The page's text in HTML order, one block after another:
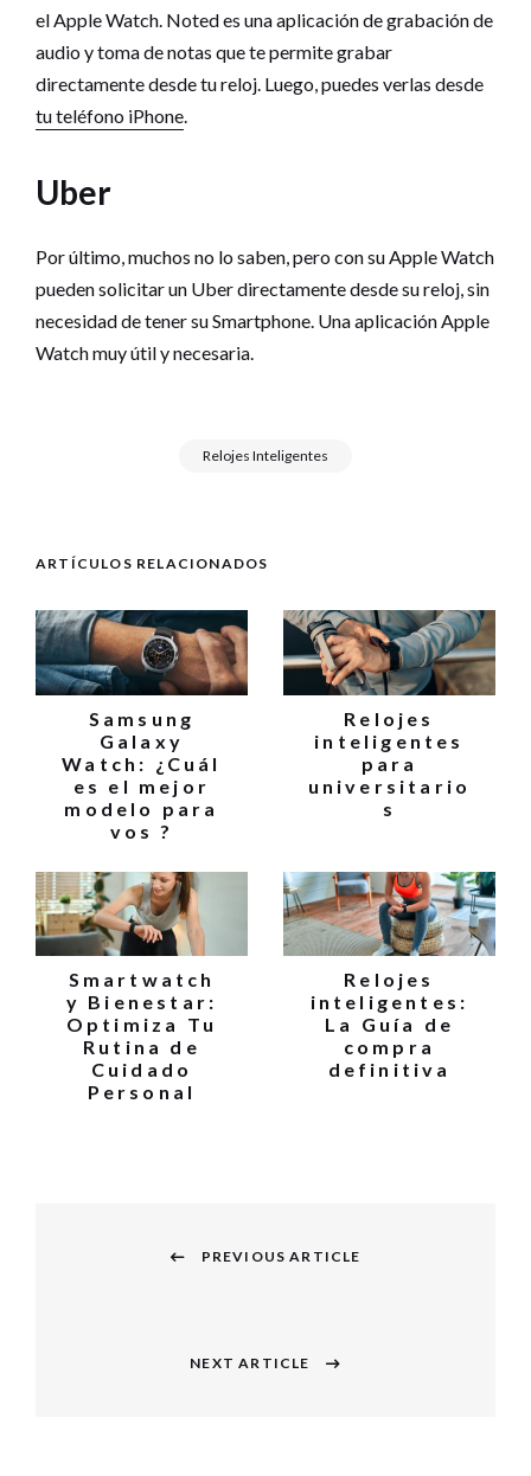
el Apple Watch. Noted es una aplicación de grabación de
audio y toma de notas que te permite grabar
directamente desde tu reloj. Luego, puedes verlas desde
tu teléfono iPhone.
Uber
Por último, muchos no lo saben, pero con su Apple Watch
pueden solicitar un Uber directamente desde su reloj, sin
necesidad de tener su Smartphone. Una aplicación Apple
Watch muy útil y necesaria.
Relojes Inteligentes
ARTÍCULOS RELACIONADOS
Samsung
Galaxy
Watch: ¿Cuál
es el mejor
modelo para
vos ?
Relojes
inteligentes
para
universitario
s
Smartwatch
y Bienestar:
Optimiza Tu
Rutina de
Cuidado
Personal
Relojes
inteligentes:
La Guía de
compra
definitiva
PREVIOUS ARTICLE
NEXT ARTICLE